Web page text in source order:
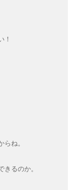
！
ね。
るのか。